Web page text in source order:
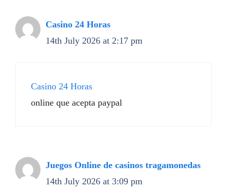
Casino 24 Horas
14th July 2026 at 2:17 pm
Casino 24 Horas
online que acepta paypal
Juegos Online de casinos tragamonedas
14th July 2026 at 3:09 pm